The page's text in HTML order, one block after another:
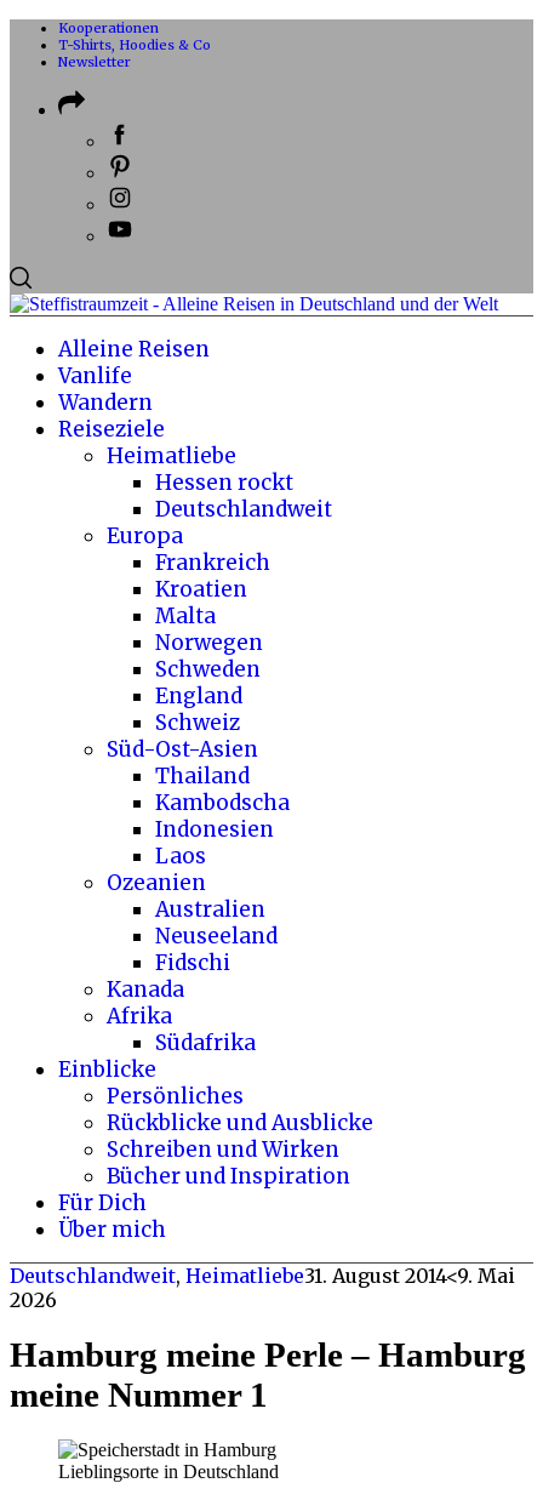
Kooperationen
T-Shirts, Hoodies & Co
Newsletter
Alleine Reisen
Vanlife
Wandern
Reiseziele
Heimatliebe
Hessen rockt
Deutschlandweit
Europa
Frankreich
Kroatien
Malta
Norwegen
Schweden
England
Schweiz
Süd-Ost-Asien
Thailand
Kambodscha
Indonesien
Laos
Ozeanien
Australien
Neuseeland
Fidschi
Kanada
Afrika
Südafrika
Einblicke
Persönliches
Rückblicke und Ausblicke
Schreiben und Wirken
Bücher und Inspiration
Für Dich
Über mich
Deutschlandweit, Heimatliebe31. August 2014<9. Mai
2026
Hamburg meine Perle – Hamburg
meine Nummer 1
Lieblingsorte in Deutschland